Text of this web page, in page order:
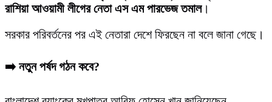
রাশিয়া আওয়ামী লীগের নেতা এস এম পারভেজ তমাল।
সরকার পরিবর্তনের পর এই নেতারা দেশে ফিরছেন না বলে জানা গেছে।
➡️ নতুন পর্ষদ গঠন কবে?